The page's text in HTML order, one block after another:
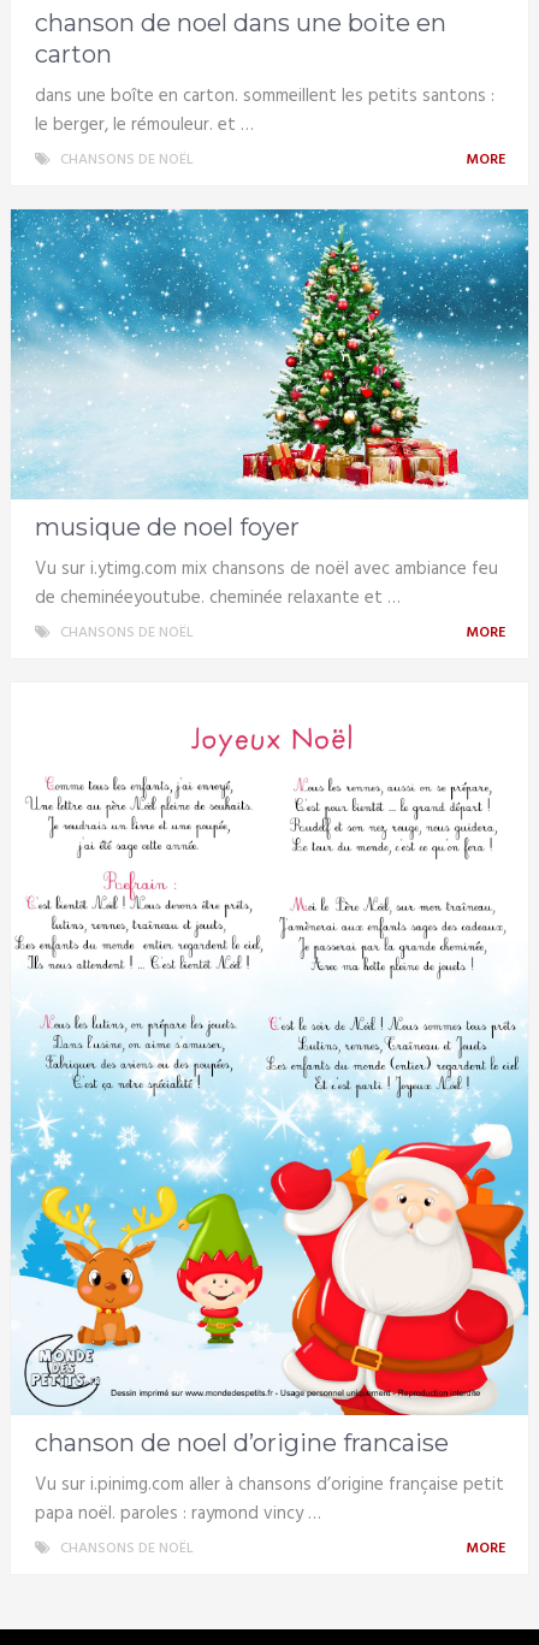
chanson de noel dans une boite en
carton
dans une boîte en carton. sommeillent les petits santons :
le berger, le rémouleur. et …
CHANSONS DE NOËL MORE
musique de noel foyer
Vu sur i.ytimg.com mix chansons de noël avec ambiance feu
de cheminéeyoutube. cheminée relaxante et …
CHANSONS DE NOËL MORE
chanson de noel d’origine francaise
Vu sur i.pinimg.com aller à chansons d’origine française petit
papa noël. paroles : raymond vincy …
CHANSONS DE NOËL MORE